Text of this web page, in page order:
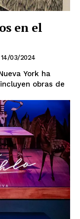
en el
14/03/2024
York ha
obras de